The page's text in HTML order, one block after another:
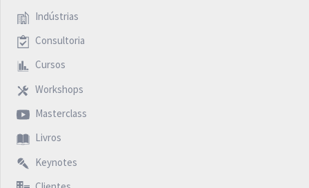
Indústrias
Consultoria
Cursos
Workshops
Masterclass
Livros
Keynotes